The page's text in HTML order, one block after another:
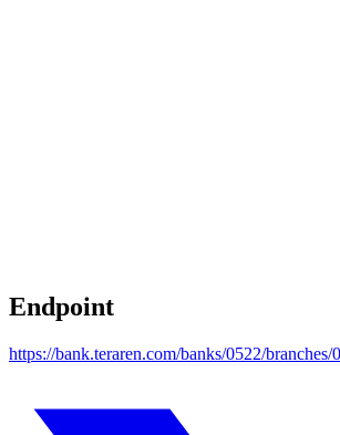
Endpoint
https://bank.teraren.com/banks/0522/branches/